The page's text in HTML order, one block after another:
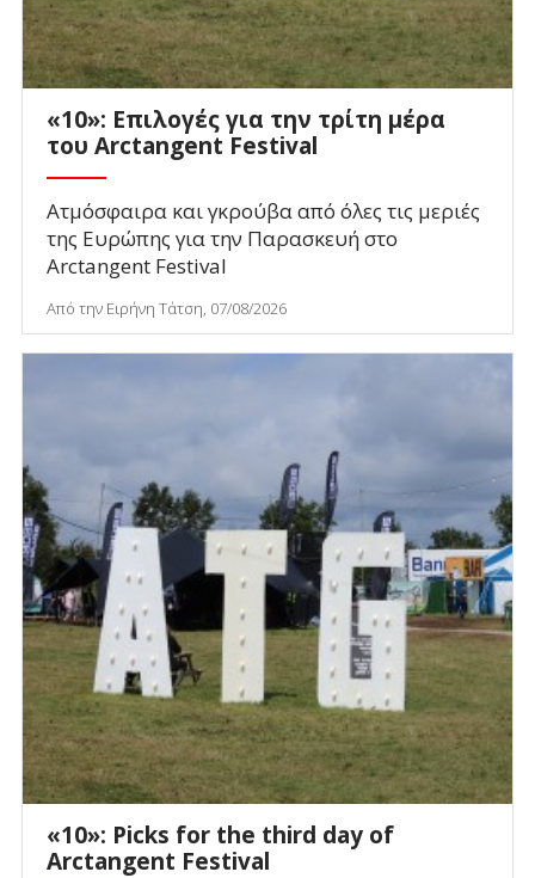
«10»: Επιλογές για την τρίτη μέρα
του Arctangent Festival
Ατμόσφαιρα και γκρούβα από όλες τις μεριές
της Ευρώπης για την Παρασκευή στο
Arctangent Festival
Από την Ειρήνη Τάτση, 07/08/2026
«10»: Picks for the third day of
Arctangent Festival